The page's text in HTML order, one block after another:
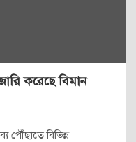
করেছে বিমান
পৌঁছাতে বিভিন্ন